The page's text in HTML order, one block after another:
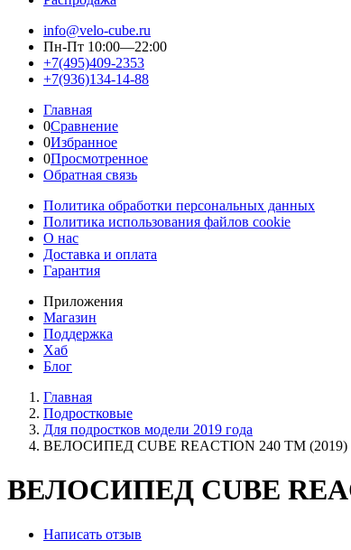
info@velo-cube.ru
Пн-Пт 10:00—22:00
+7(495)409-2353
+7(936)134-14-88
Главная
0Сравнение
0Избранное
0Просмотренное
Обратная связь
Политика обработки персональных данных
Политика использования файлов cookie
О нас
Доставка и оплата
Гарантия
Приложения
Магазин
Поддержка
Хаб
Блог
Главная
Подростковые
Для подростков модели 2019 года
ВЕЛОСИПЕД CUBE REACTION 240 TM (2019)
ВЕЛОСИПЕД CUBE
Написать отзыв